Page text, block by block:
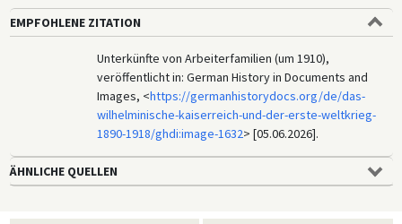
EMPFOHLENE ZITATION
Unterkünfte von Arbeiterfamilien (um 1910),
veröffentlicht in: German History in Documents and
Images, <https://germanhistorydocs.org/de/das-
wilhelminische-kaiserreich-und-der-erste-weltkrieg-
1890-1918/ghdi:image-1632> [05.06.2026].
ÄHNLICHE QUELLEN